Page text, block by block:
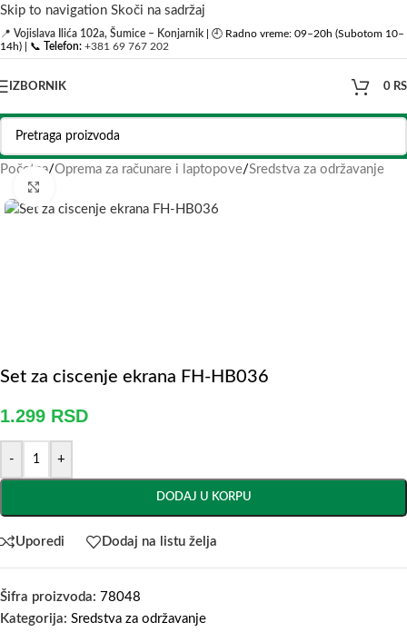
Skip to navigation Skoči na sadržaj
📍 Vojislava Ilića 102a, Šumice – Konjarnik | 🕘 Radno vreme: 09–20h (Subotom 10–
14h) | 📞 Telefon: +381 69 767 202
IZBORNIK 0
Početna/Oprema za računare i laptopove/Sredstva za održavanje
Set za ciscenje ekrana FH-HB036
1.299 RSD
- +
DODAJ U KORPU
Uporedi Dodaj na listu želja
Šifra proizvoda: 78048
Kategorija: Sredstva za održavanje